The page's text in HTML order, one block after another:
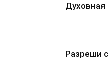
Духовная
Разреши